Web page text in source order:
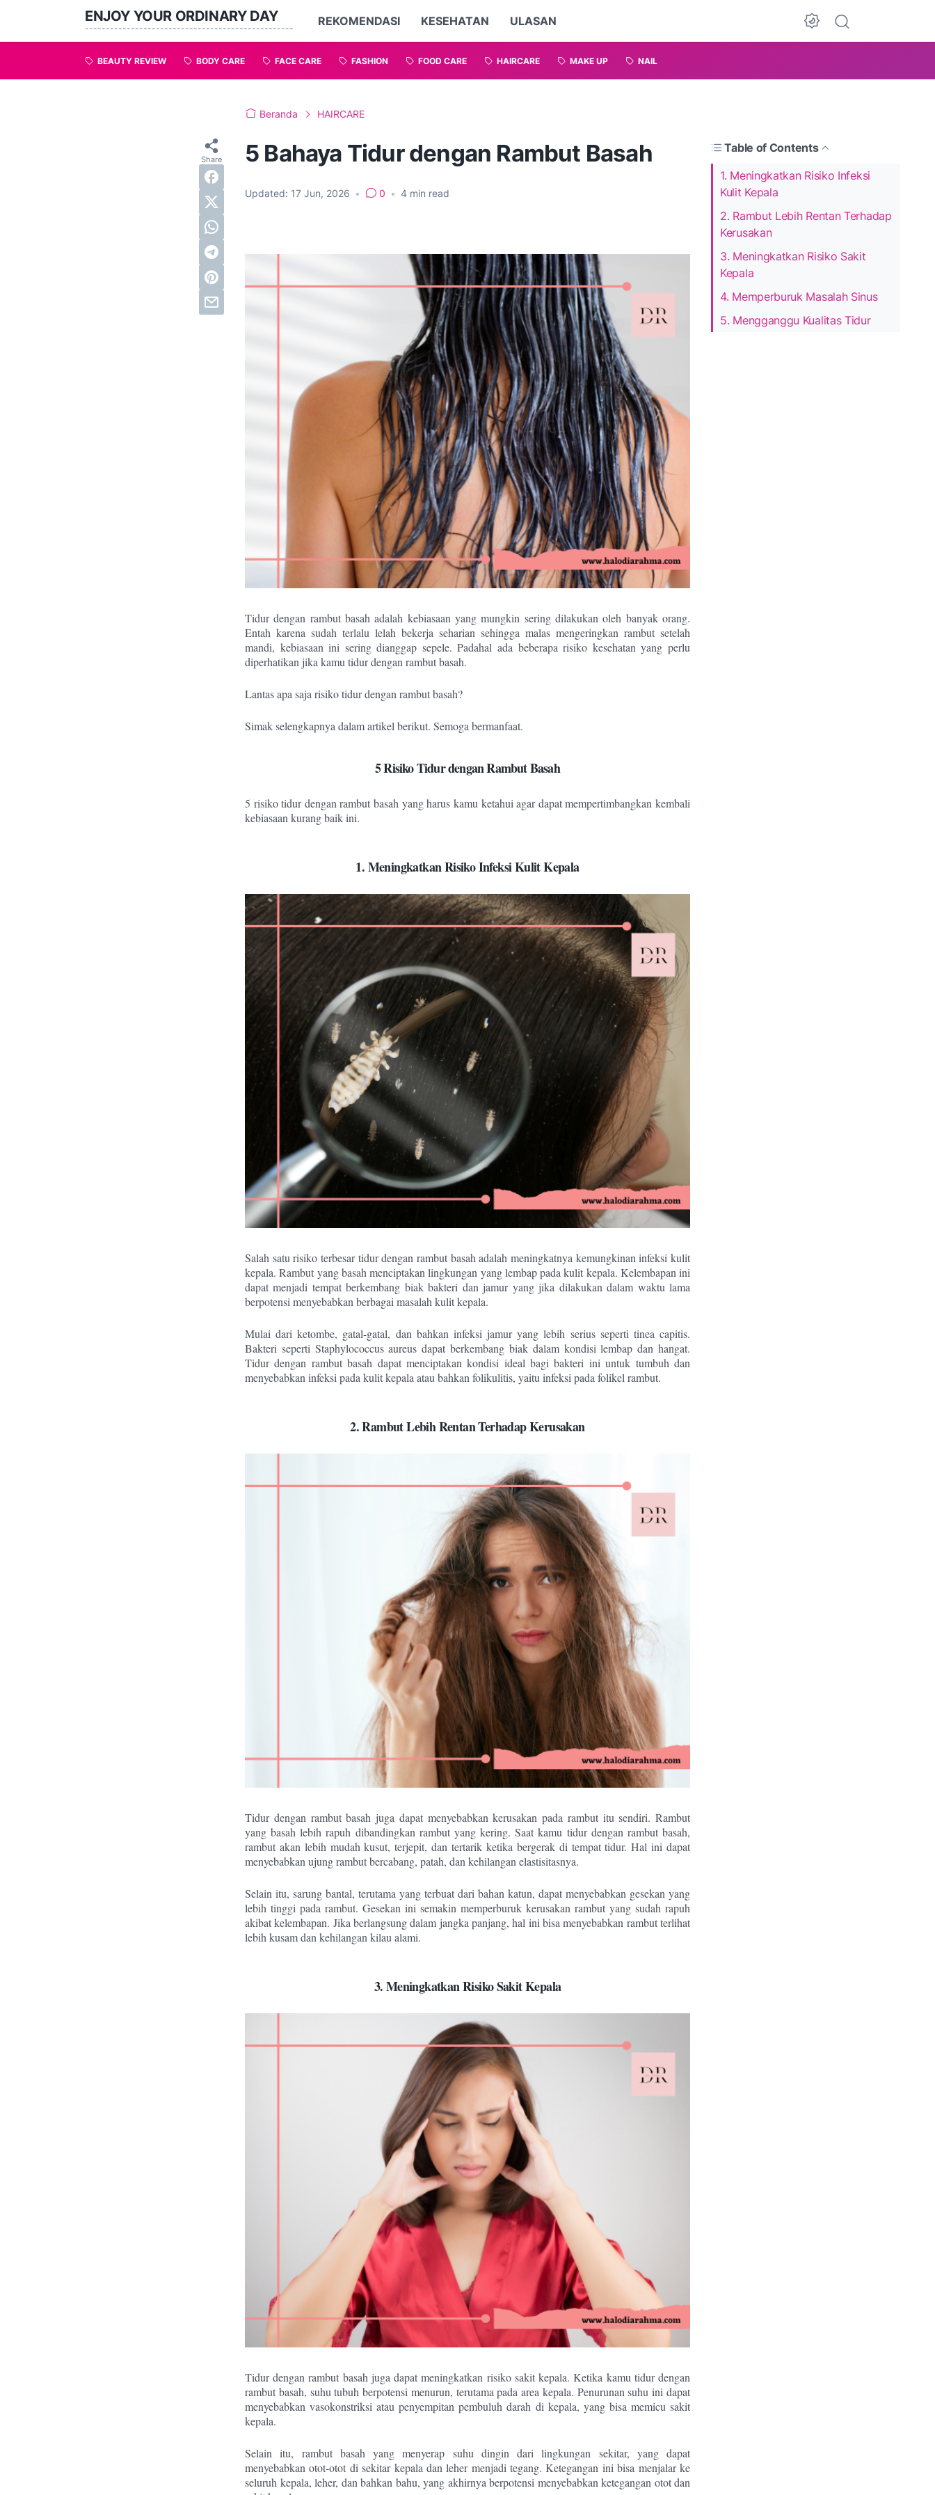
ENJOY YOUR ORDINARY DAY
--------------------------------------------------
REKOMENDASI KESEHATAN ULASAN
BEAUTY REVIEW BODY CARE FACE CARE FASHION FOOD CARE HAIRCARE MAKE UP NAIL
Beranda HAIRCARE
5 Bahaya Tidur dengan Rambut Basah
Updated: 17 Jun, 2026 • 0 • 4 min read
Table of Contents
1. Meningkatkan Risiko Infeksi
Kulit Kepala
2. Rambut Lebih Rentan Terhadap
Kerusakan
3. Meningkatkan Risiko Sakit
Kepala
4. Memperburuk Masalah Sinus
5. Mengganggu Kualitas Tidur
Tidur dengan rambut basah adalah kebiasaan yang mungkin sering dilakukan oleh banyak orang.
Entah karena sudah terlalu lelah bekerja seharian sehingga malas mengeringkan rambut setelah
mandi, kebiasaan ini sering dianggap sepele. Padahal ada beberapa risiko kesehatan yang perlu
diperhatikan jika kamu tidur dengan rambut basah.
Lantas apa saja risiko tidur dengan rambut basah?
Simak selengkapnya dalam artikel berikut. Semoga bermanfaat.
5 Risiko Tidur dengan Rambut Basah
5 risiko tidur dengan rambut basah yang harus kamu ketahui agar dapat mempertimbangkan kembali
kebiasaan kurang baik ini.
1. Meningkatkan Risiko Infeksi Kulit Kepala
Salah satu risiko terbesar tidur dengan rambut basah adalah meningkatnya kemungkinan infeksi kulit
kepala. Rambut yang basah menciptakan lingkungan yang lembap pada kulit kepala. Kelembapan ini
dapat menjadi tempat berkembang biak bakteri dan jamur yang jika dilakukan dalam waktu lama
berpotensi menyebabkan berbagai masalah kulit kepala.
Mulai dari ketombe, gatal-gatal, dan bahkan infeksi jamur yang lebih serius seperti tinea capitis.
Bakteri seperti Staphylococcus aureus dapat berkembang biak dalam kondisi lembap dan hangat.
Tidur dengan rambut basah dapat menciptakan kondisi ideal bagi bakteri ini untuk tumbuh dan
menyebabkan infeksi pada kulit kepala atau bahkan folikulitis, yaitu infeksi pada folikel rambut.
2. Rambut Lebih Rentan Terhadap Kerusakan
Tidur dengan rambut basah juga dapat menyebabkan kerusakan pada rambut itu sendiri. Rambut
yang basah lebih rapuh dibandingkan rambut yang kering. Saat kamu tidur dengan rambut basah,
rambut akan lebih mudah kusut, terjepit, dan tertarik ketika bergerak di tempat tidur. Hal ini dapat
menyebabkan ujung rambut bercabang, patah, dan kehilangan elastisitasnya.
Selain itu, sarung bantal, terutama yang terbuat dari bahan katun, dapat menyebabkan gesekan yang
lebih tinggi pada rambut. Gesekan ini semakin memperburuk kerusakan rambut yang sudah rapuh
akibat kelembapan. Jika berlangsung dalam jangka panjang, hal ini bisa menyebabkan rambut terlihat
lebih kusam dan kehilangan kilau alami.
3. Meningkatkan Risiko Sakit Kepala
Tidur dengan rambut basah juga dapat meningkatkan risiko sakit kepala. Ketika kamu tidur dengan
rambut basah, suhu tubuh berpotensi menurun, terutama pada area kepala. Penurunan suhu ini dapat
menyebabkan vasokonstriksi atau penyempitan pembuluh darah di kepala, yang bisa memicu sakit
kepala.
Selain itu, rambut basah yang menyerap suhu dingin dari lingkungan sekitar, yang dapat
menyebabkan otot-otot di sekitar kepala dan leher menjadi tegang. Ketegangan ini bisa menjalar ke
seluruh kepala, leher, dan bahkan bahu, yang akhirnya berpotensi menyebabkan ketegangan otot dan